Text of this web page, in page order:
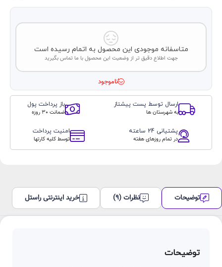
متاسفانه موجودی این محصول به اتمام رسیده است
جهت اطلاع دقیق تر از وضعیت این محصول با ما تماس بگیرید
ناموجود
ارسال توسط پست پیشتاز
به شهرستان ها
باز پرداخت پول
ضمانت 30 روزه
پشتیانی 24 ساعته
در تمام روزهای هفته
امنیت پرداخت
توسط کلیه کارتها
توضیحات نظرات (9) خرید اینترنتی راستل
توضیحات